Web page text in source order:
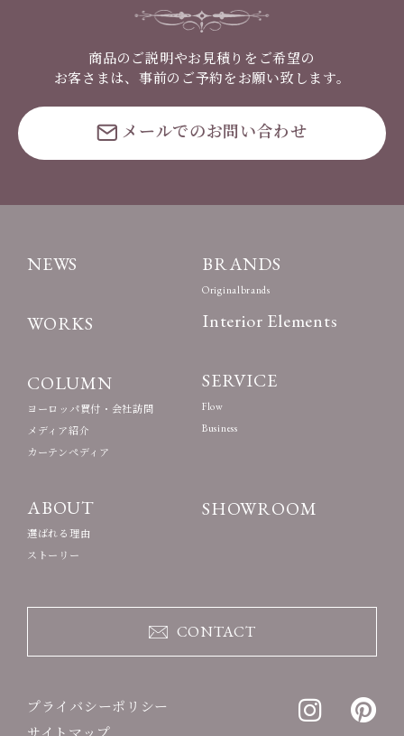
商品のご説明やお見積りをご希望の
お客さまは、事前のご予約をお願い致します。
メールでのお問い合わせ
NEWS
WORKS
COLUMN
ヨーロッパ買付・会社訪問
メディア紹介
カーテンペディア
ABOUT
選ばれる理由
ストーリー
BRANDS
Originalbrands
Interior Elements
SERVICE
Flow
Business
SHOWROOM
CONTACT
プライバシーポリシー